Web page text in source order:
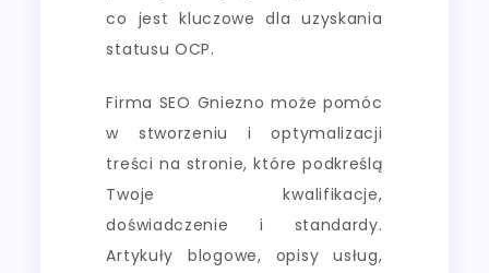
co jest kluczowe dla uzyskania
statusu OCP.
Firma SEO Gniezno może pomóc
w stworzeniu i optymalizacji
treści na stronie, które podkreślą
Twoje kwalifikacje,
doświadczenie i standardy.
Artykuły blogowe, opisy usług,